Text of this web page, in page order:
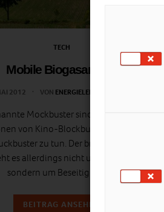
TECH
Mobile Biogasanlage
2012 VON ENERGIELEBEN REDAKTION
Mockbuster sind abgekupferte
von Kino-Blockbustern. Mit Trash hat
zu tun. Der britischen Firma SeaB
es allerdings nicht um die Produktion
sondern um Beseitigung…
BEITRAG ANSEHEN